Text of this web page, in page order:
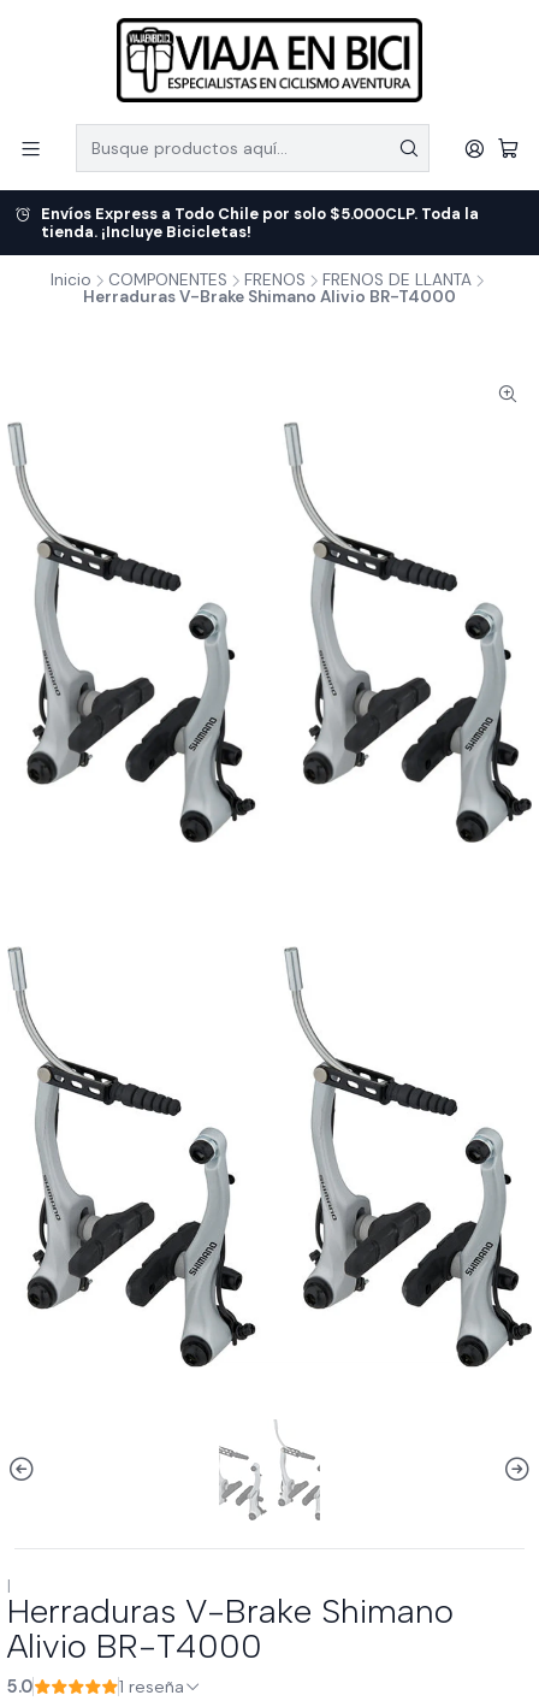
Envíos Express a Todo Chile por solo $5.000CLP. Toda la
tienda. ¡Incluye Bicicletas!
Inicio COMPONENTES FRENOS
FRENOS DE LLANTA
Herraduras V-Brake Shimano Alivio BR-T4000
|
Herraduras V-Brake Shimano
Alivio BR-T4000
5.0 1 reseña